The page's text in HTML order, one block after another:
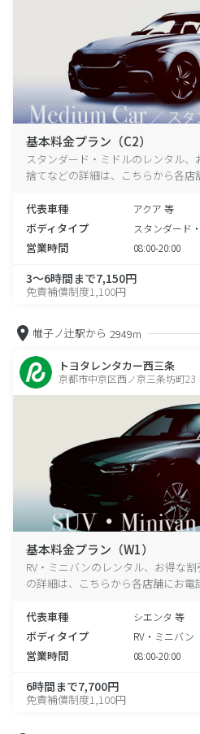
基本料金プラン（C2）
スタンダード・ミドルのレンタル、
捨てなどの詳細は、こちらから各店
代表車種 アクア 等
ボディタイプ スタンダード
営業時間 08:00-20:00
3～6時間まで7,150円
免責補償制度1,100円
帷子ノ辻駅から 2949m
トヨタレンタカー西三条
京都市中京区西ノ京三条坊町
基本料金プラン（W1）
RV・ミニバンのレンタル、お得な
の詳細は、こちらから各店舗にお電
代表車種 シエンタ 等
ボディタイプ RV・ミニバン
営業時間 08:00-20:00
6時間まで7,700円
免責補償制度1,100円